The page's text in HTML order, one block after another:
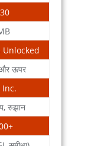
Unlocked
ऊपर
Inc.
रुझान